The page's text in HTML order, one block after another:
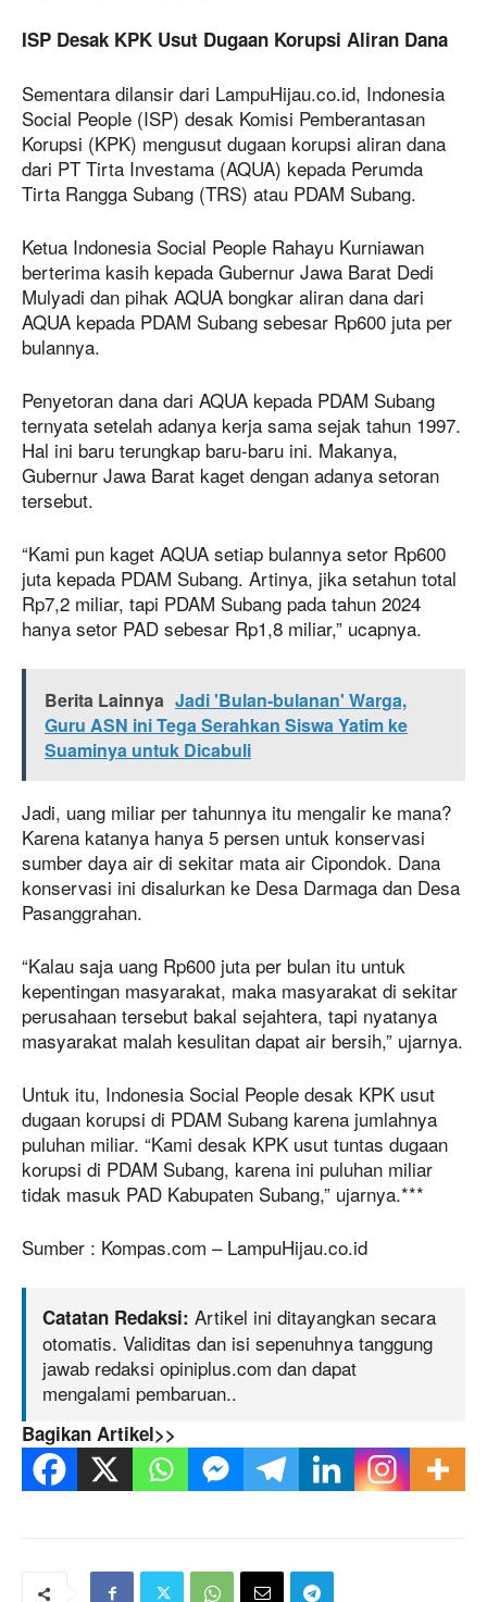
ISP Desak KPK Usut Dugaan Korupsi Aliran Dana
Sementara dilansir dari LampuHijau.co.id, Indonesia
Social People (ISP) desak Komisi Pemberantasan
Korupsi (KPK) mengusut dugaan korupsi aliran dana
dari PT Tirta Investama (AQUA) kepada Perumda
Tirta Rangga Subang (TRS) atau PDAM Subang.
Ketua Indonesia Social People Rahayu Kurniawan
berterima kasih kepada Gubernur Jawa Barat Dedi
Mulyadi dan pihak AQUA bongkar aliran dana dari
AQUA kepada PDAM Subang sebesar Rp600 juta per
bulannya.
Penyetoran dana dari AQUA kepada PDAM Subang
ternyata setelah adanya kerja sama sejak tahun 1997.
Hal ini baru terungkap baru-baru ini. Makanya,
Gubernur Jawa Barat kaget dengan adanya setoran
tersebut.
“Kami pun kaget AQUA setiap bulannya setor Rp600
juta kepada PDAM Subang. Artinya, jika setahun total
Rp7,2 miliar, tapi PDAM Subang pada tahun 2024
hanya setor PAD sebesar Rp1,8 miliar,” ucapnya.
Berita Lainnya Jadi 'Bulan-bulanan' Warga,
Guru ASN ini Tega Serahkan Siswa Yatim ke
Suaminya untuk Dicabuli
Jadi, uang miliar per tahunnya itu mengalir ke mana?
Karena katanya hanya 5 persen untuk konservasi
sumber daya air di sekitar mata air Cipondok. Dana
konservasi ini disalurkan ke Desa Darmaga dan Desa
Pasanggrahan.
“Kalau saja uang Rp600 juta per bulan itu untuk
kepentingan masyarakat, maka masyarakat di sekitar
perusahaan tersebut bakal sejahtera, tapi nyatanya
masyarakat malah kesulitan dapat air bersih,” ujarnya.
Untuk itu, Indonesia Social People desak KPK usut
dugaan korupsi di PDAM Subang karena jumlahnya
puluhan miliar. “Kami desak KPK usut tuntas dugaan
korupsi di PDAM Subang, karena ini puluhan miliar
tidak masuk PAD Kabupaten Subang,” ujarnya.***
Sumber : Kompas.com – LampuHijau.co.id
Catatan Redaksi: Artikel ini ditayangkan secara
otomatis. Validitas dan isi sepenuhnya tanggung
jawab redaksi opiniplus.com dan dapat
mengalami pembaruan..
Bagikan Artikel>>